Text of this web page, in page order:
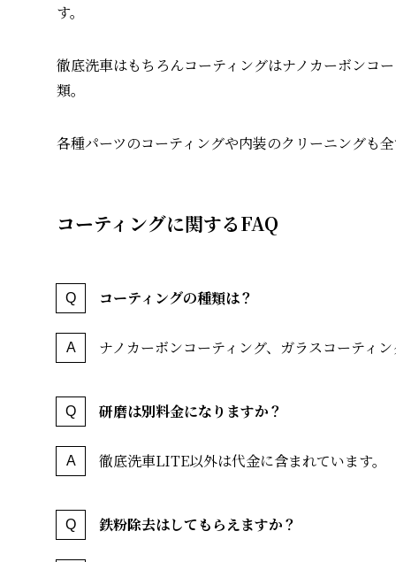
す。
徹底洗車はもちろんコーティングはナノカーボンコ
類。
各種パーツのコーティングや内装のクリーニングも
コーティングに関するFAQ
コーティングの種類は？
ナノカーボンコーティング、ガラスコーティ
研磨は別料金になりますか？
徹底洗車LITE以外は代金に含まれています。
鉄粉除去はしてもらえますか？